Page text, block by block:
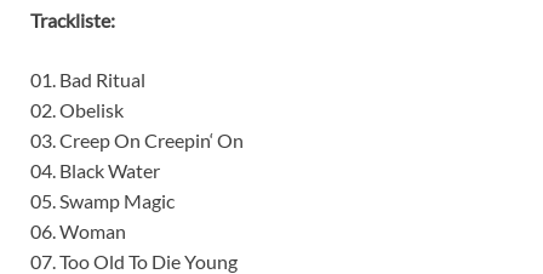
Trackliste:
01. Bad Ritual
02. Obelisk
03. Creep On Creepin‘ On
04. Black Water
05. Swamp Magic
06. Woman
07. Too Old To Die Young